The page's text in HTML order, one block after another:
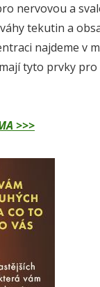
nervovou a
tekutin a
najdeme v
tyto prvky pro
>>>